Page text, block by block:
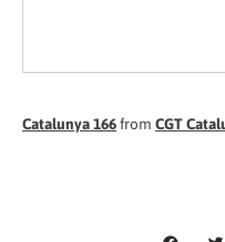
Catalunya 166from CGT